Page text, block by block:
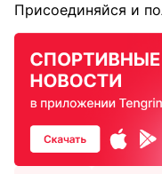
Присоединяйся и